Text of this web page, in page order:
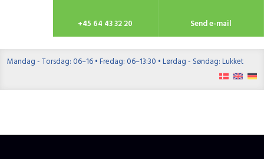
​+45 64 43 32 20 Send e-mail
Mandag - Torsdag: 06–16 • Fredag: 06–13:30 • Lørdag - Søndag: Lukket
​